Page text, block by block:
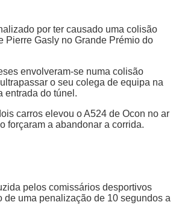
por ter causado uma colisão
Pierre Gasly no Grande Prémio do
envolveram-se numa colisão
o seu colega de equipa na
entrada do túnel.
carros elevou o A524 de Ocon no ar
forçaram a abandonar a corrida.
pelos comissários desportivos
de uma penalização de 10 segundos a